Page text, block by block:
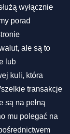
wyłącznie
porad
ale są to
lub
kuli, która
transakcje
są na pełną
mu polegać na